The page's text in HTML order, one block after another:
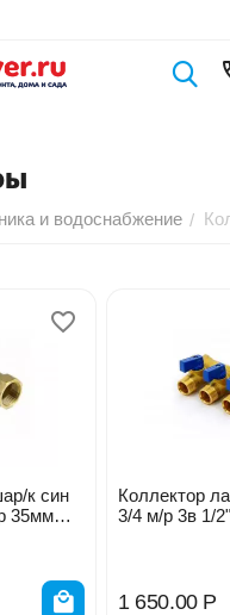
и водоснабжение /
к син
35мм
Коллектор
3/4 м/р 3в 1/
1 650.00 Р